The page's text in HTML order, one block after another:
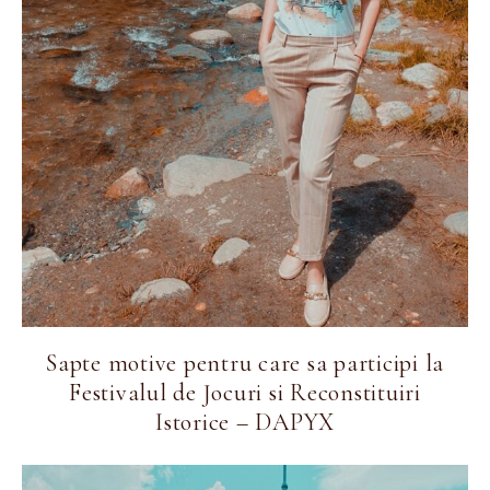
Sapte motive pentru care sa participi la
Festivalul de Jocuri si Reconstituiri
Istorice – DAPYX